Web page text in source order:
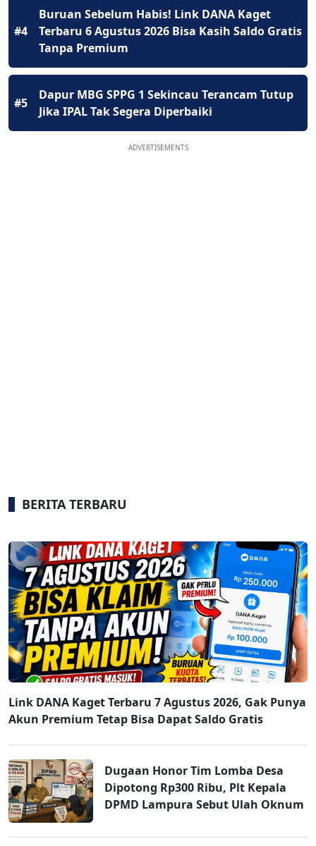
#4
Buruan Sebelum Habis! Link DANA Kaget
Terbaru 6 Agustus 2026 Bisa Kasih Saldo Gratis
Tanpa Premium
#5
Dapur MBG SPPG 1 Sekincau Terancam Tutup
Jika IPAL Tak Segera Diperbaiki
ADVERTISEMENTS
BERITA TERBARU
Link DANA Kaget Terbaru 7 Agustus 2026, Gak Punya
Akun Premium Tetap Bisa Dapat Saldo Gratis
Dugaan Honor Tim Lomba Desa
Dipotong Rp300 Ribu, Plt Kepala
DPMD Lampura Sebut Ulah Oknum